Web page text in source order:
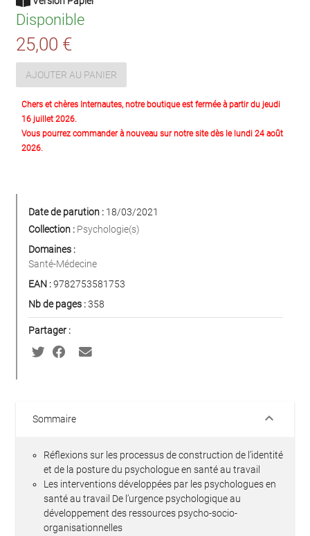
Disponible
25,00 €
AJOUTER AU PANIER
Chers et chères Internautes, notre boutique est fermée à partir du jeudi
16 juillet 2026.
Vous pourrez commander à nouveau sur notre site dès le lundi 24 août
2026.
Date de parution : 18/03/2021
Collection : Psychologie(s)
Domaines :
Santé-Médecine
EAN :9782753581753
Nb de pages :358
Partager :
Sommaire keyboard_arrow_down
Réflexions sur les processus de construction de l’identité
et de la posture du psychologue en santé au travail
Les interventions développées par les psychologues en
santé au travail De l’urgence psychologique au
développement des ressources psycho-socio-
organisationnelles